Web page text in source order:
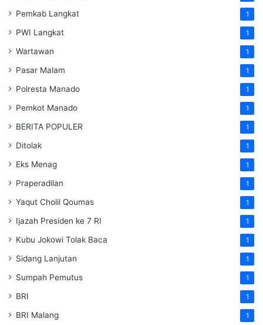
Pemkab Langkat 1
PWI Langkat 1
Wartawan 1
Pasar Malam 1
Polresta Manado 1
Pemkot Manado 1
BERITA POPULER 1
Ditolak 1
Eks Menag 1
Praperadilan 1
Yaqut Cholil Qoumas 1
Ijazah Presiden ke 7 RI 1
Kubu Jokowi Tolak Baca 1
Sidang Lanjutan 1
Sumpah Pemutus 1
BRI 1
BRI Malang 1